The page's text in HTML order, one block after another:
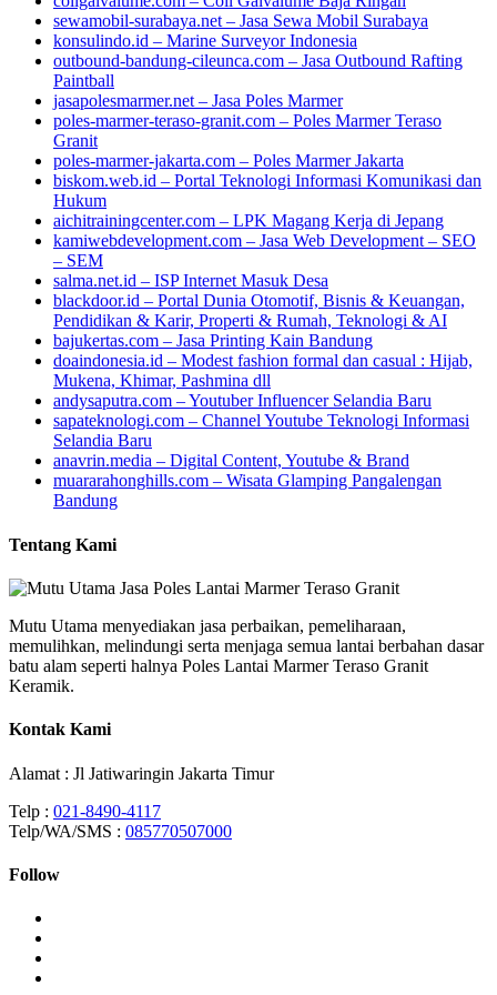
sewamobil-surabaya.net – Jasa Sewa Mobil Surabaya
konsulindo.id – Marine Surveyor Indonesia
outbound-bandung-cileunca.com – Jasa Outbound Rafting
Paintball
jasapolesmarmer.net – Jasa Poles Marmer
poles-marmer-teraso-granit.com – Poles Marmer Teraso
Granit
poles-marmer-jakarta.com – Poles Marmer Jakarta
biskom.web.id – Portal Teknologi Informasi Komunikasi dan
Hukum
aichitrainingcenter.com – LPK Magang Kerja di Jepang
kamiwebdevelopment.com – Jasa Web Development – SEO
– SEM
salma.net.id – ISP Internet Masuk Desa
blackdoor.id – Portal Dunia Otomotif, Bisnis & Keuangan,
Pendidikan & Karir, Properti & Rumah, Teknologi & AI
bajukertas.com – Jasa Printing Kain Bandung
doaindonesia.id – Modest fashion formal dan casual : Hijab,
Mukena, Khimar, Pashmina dll
andysaputra.com – Youtuber Influencer Selandia Baru
sapateknologi.com – Channel Youtube Teknologi Informasi
Selandia Baru
anavrin.media – Digital Content, Youtube & Brand
muararahonghills.com – Wisata Glamping Pangalengan
Bandung
Tentang Kami
Mutu Utama menyediakan jasa perbaikan, pemeliharaan,
memulihkan, melindungi serta menjaga semua lantai berbahan dasar
batu alam seperti halnya Poles Lantai Marmer Teraso Granit
Keramik.
Kontak Kami
Alamat : Jl Jatiwaringin Jakarta Timur
Telp : 021-8490-4117
Telp/WA/SMS : 085770507000
Follow